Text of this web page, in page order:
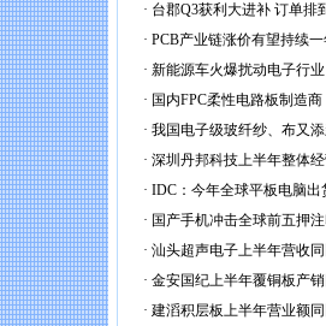
· 台郡Q3获利大进补 订单排
· PCB产业链涨价有望持续
· 新能源车火爆扰动电子行
· 国内FPC柔性电路板制造商
· 我国电子级玻纤纱、布又
· 深圳丹邦科技上半年整体
· IDC：今年全球平板电脑出
· 国产手机冲击全球前五押
· 汕头超声电子上半年营收
· 金安国纪上半年覆铜板产
· 建滔积层板上半年营业额